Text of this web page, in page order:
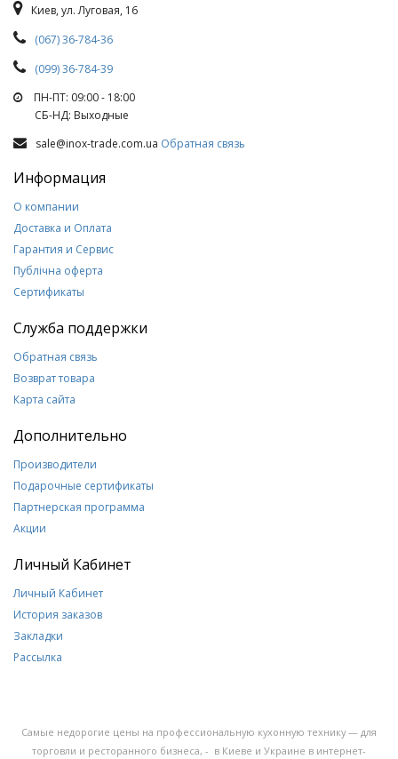
Киев, ул. Луговая, 16
(067) 36-784-36
(099) 36-784-39
ПН-ПТ: 09:00 - 18:00
СБ-НД: Выходные
sale@inox-trade.com.ua Обратная связь
Информация
О компании
Доставка и Оплата
Гарантия и Сервис
Публічна оферта
Сертификаты
Служба поддержки
Обратная связь
Возврат товара
Карта сайта
Дополнительно
Производители
Подарочные сертификаты
Партнерская программа
Акции
Личный Кабинет
Личный Кабинет
История заказов
Закладки
Рассылка
Самые недорогие цены на профессиональную кухонную технику — для
торговли и ресторанного бизнеса, - в Киеве и Украине в интернет-